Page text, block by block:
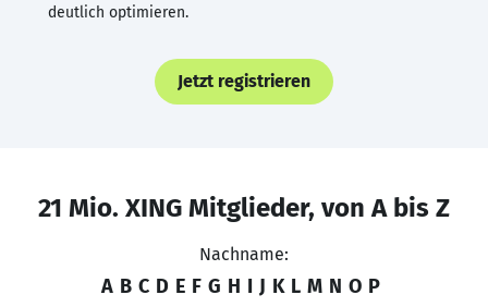
deutlich optimieren.
Jetzt registrieren
21 Mio. XING Mitglieder, von A bis Z
Nachname:
A B C D E F G H I J K L M N O P